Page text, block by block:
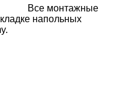
Все монтажные
напольных